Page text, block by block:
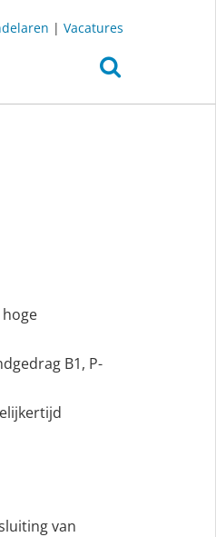
| Vacatures
B1, P-
van